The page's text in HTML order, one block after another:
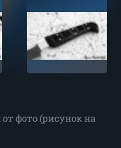
фото (рисунок на